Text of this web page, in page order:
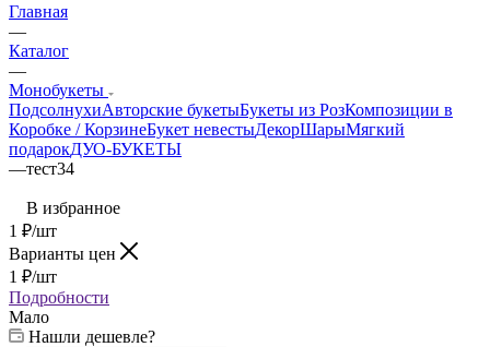
Главная
—
Каталог
—
Монобукеты
ПодсолнухиАвторские букетыБукеты из РозКомпозиции в
Коробке / КорзинеБукет невестыДекорШарыМягкий
подарокДУО-БУКЕТЫ
—тест34
В избранное
1 ₽/шт
Варианты цен
1 ₽/шт
Подробности
Мало
Нашли дешевле?